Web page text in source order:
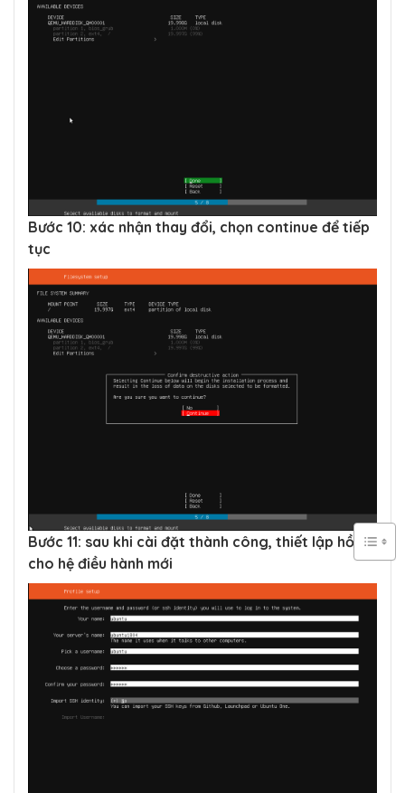
Bước 10: xác nhận thay đổi, chọn continue để tiếp
tục
Bước 11: sau khi cài đặt thành công, thiết lập hồ sơ
cho hệ điều hành mới